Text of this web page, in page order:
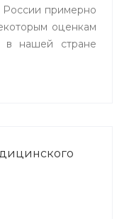
России примерно
оценкам
в нашей стране